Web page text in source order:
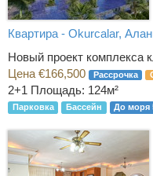
Квартира - Okurcalar,
Новый проект комплекса
Цена €166,500
Рассрочка
2+1 Площадь: 124м²
Парковка Бассейн До моря